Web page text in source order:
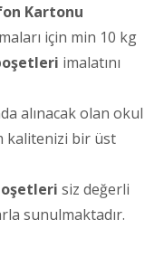
Kartonu
için min 10 kg
imalatını
alınacak olan okul
kalitenizi bir üst
siz değerli
sunulmaktadır.